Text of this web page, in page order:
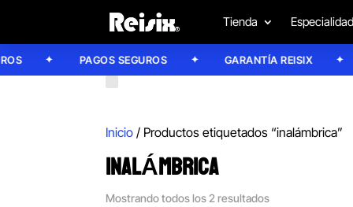
Tienda
PAGOS SEGUROS GARANTÍA REISIX
Inicio / Productos etiquetados “inalámbrica”
INALÁMBRICA
Mostrando todos los 2 resultados